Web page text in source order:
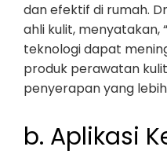
dan efektif di rumah.
ahli kulit, menyatakan,
teknologi dapat
produk perawatan
penyerapan yang lebih
b. Aplikasi